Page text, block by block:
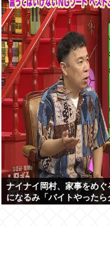
ナイナイ岡村、家事をめぐ
になるみ「バイトやった